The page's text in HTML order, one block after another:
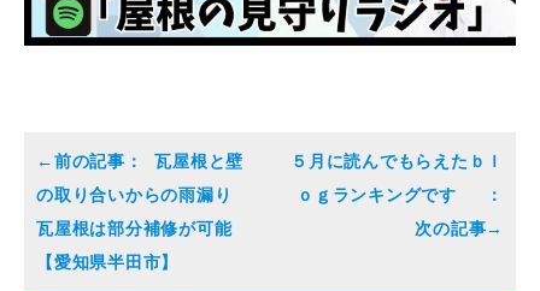
瓦屋根と壁
の取り合いからの雨漏り
瓦屋根は部分補修が可能
【愛知県半田市】
５月に読んでもらえたｂｌ
ｏｇランキングです